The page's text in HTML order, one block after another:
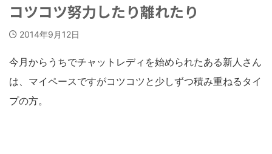
コツコツ努力したり離れたり
2014年9月12日
今月からうちでチャットレディを始められたある新人さん
は、マイペースですがコツコツと少しずつ積み重ねるタイ
プの方。